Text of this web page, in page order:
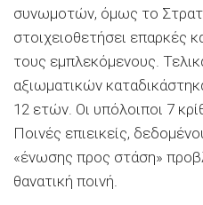
συνωμοτών, όμως το
στοιχειοθετήσει επαρκές
τους εμπλεκόμενους.
αξιωματικών
12 ετών. Οι υπόλοιποι 7
Ποινές επιεικείς,
«ένωσης προς στάση»
θανατική ποινή.